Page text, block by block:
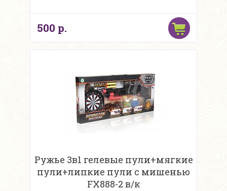
500 р.
Ружье 3в1 гелевые пули+мягкие
пули+липкие пули с мишенью
FX888-2 в/к